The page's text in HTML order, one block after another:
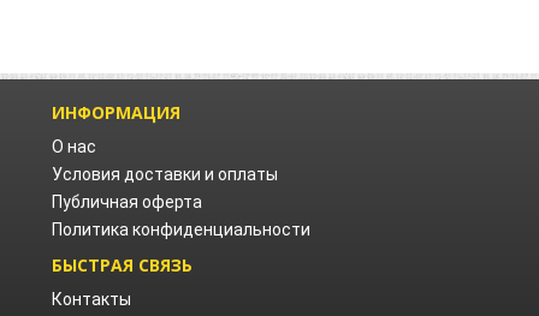
ИНФОРМАЦИЯ
О нас
Условия доставки и оплаты
Публичная оферта
Политика конфиденциальности
БЫСТРАЯ СВЯЗЬ
Контакты